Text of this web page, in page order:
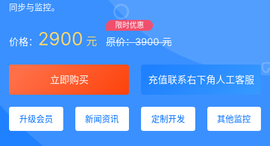
同步与监控。
价格： 2900 元
限时优惠
原价：3900 元
立即购买 充值联系右下角人工客服
升级会员 新闻资讯 定制开发 其他监控